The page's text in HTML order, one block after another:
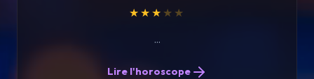
★★★ ★★
...
Lire l'horoscope